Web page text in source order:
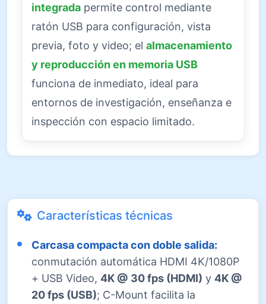
integrada permite control mediante
ratón USB para configuración, vista
previa, foto y video; el almacenamiento
y reproducción en memoria USB
funciona de inmediato, ideal para
entornos de investigación, enseñanza e
inspección con espacio limitado.
Características técnicas
Carcasa compacta con doble salida:
conmutación automática HDMI 4K/1080P
+ USB Video, 4K @ 30 fps (HDMI) y 4K @
20 fps (USB); C-Mount facilita la